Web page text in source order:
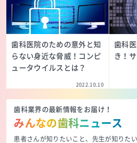
歯科医院のための意外と知
らない身近な脅威！コンピ
ュータウイルスとは？
2022.10.10
歯科
き！
歯科業界の最新情報をお届け！
みんなの歯科ニュース
患者さんが知りたいこと、先生が知りたい